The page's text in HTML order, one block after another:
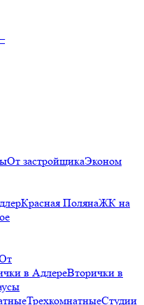
От застройщикаЭконом
Красная ПолянаЖК на
в АдлереВторички в
ТрехкомнатныеСтудии